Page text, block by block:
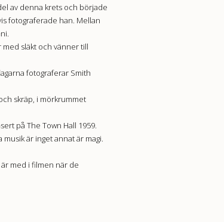
av denna krets och började
fotograferade han. Mellan
släkt och vänner till
fotograferar Smith
skräp, i mörkrummet
på The Town Hall 1959.
är inget annat är magi.
med i filmen när de